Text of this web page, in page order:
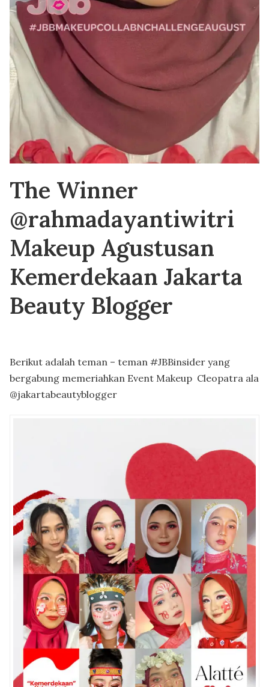
The Winner
@‌rahmadayantiwitri
Makeup Agustusan
Kemerdekaan Jakarta
Beauty Blogger
Berikut adalah teman – teman #JBBinsider yang
bergabung memeriahkan Event Makeup Cleopatra ala
@jakartabeautyblogger